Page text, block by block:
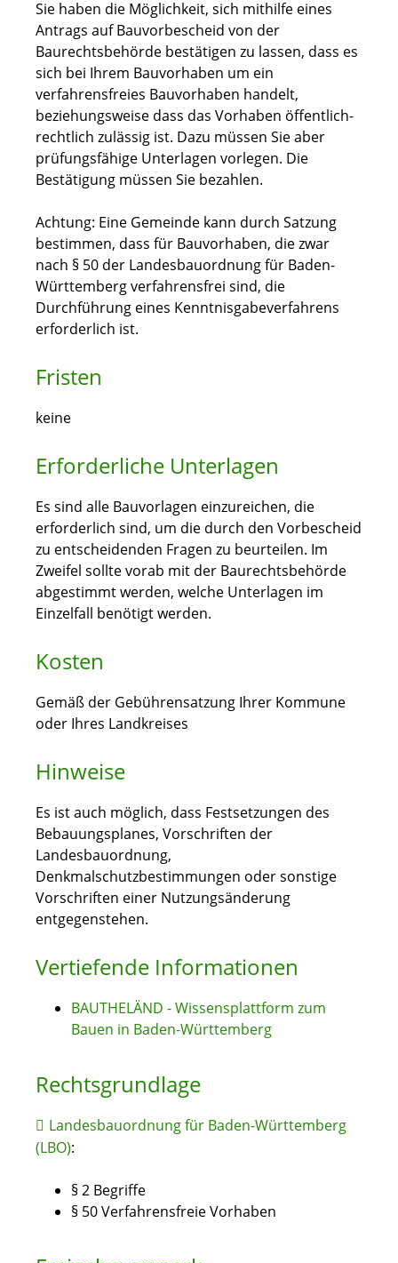
Sie haben die Möglichkeit, sich mithilfe eines
Antrags auf Bauvorbescheid von der
Baurechtsbehörde bestätigen zu lassen, dass es
sich bei Ihrem Bauvorhaben um ein
verfahrensfreies Bauvorhaben handelt,
beziehungsweise dass das Vorhaben öffentlich-
rechtlich zulässig ist. Dazu müssen Sie aber
prüfungsfähige Unterlagen vorlegen. Die
Bestätigung müssen Sie bezahlen.
Achtung: Eine Gemeinde kann durch Satzung
bestimmen, dass für Bauvorhaben, die zwar
nach § 50 der Landesbauordnung für Baden-
Württemberg verfahrensfrei sind, die
Durchführung eines Kenntnisgabeverfahrens
erforderlich ist.
Fristen
keine
Erforderliche Unterlagen
Es sind alle Bauvorlagen einzureichen, die
erforderlich sind, um die durch den Vorbescheid
zu entscheidenden Fragen zu beurteilen. Im
Zweifel sollte vorab mit der Baurechtsbehörde
abgestimmt werden, welche Unterlagen im
Einzelfall benötigt werden.
Kosten
Gemäß der Gebührensatzung Ihrer Kommune
oder Ihres Landkreises
Hinweise
Es ist auch möglich, dass Festsetzungen des
Bebauungsplanes, Vorschriften der
Landesbauordnung,
Denkmalschutzbestimmungen oder sonstige
Vorschriften einer Nutzungsänderung
entgegenstehen.
Vertiefende Informationen
BAUTHELÄND - Wissensplattform zum
Bauen in Baden-Württemberg
Rechtsgrundlage
Landesbauordnung für Baden-Württemberg
(LBO):
§ 2 Begriffe
§ 50 Verfahrensfreie Vorhaben